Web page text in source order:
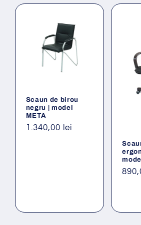
Scaun de birou
negru | model
META
Preț
1.340,00 lei
Preț